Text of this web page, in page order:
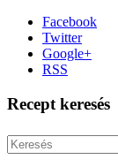
Facebook
Twitter
Google+
RSS
Recept keresés